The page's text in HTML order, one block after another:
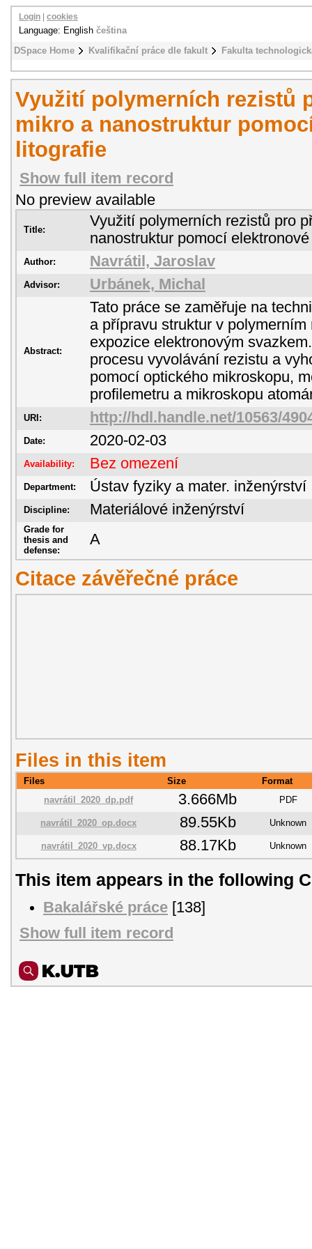
DSpace Home Kvalifikační práce dle fakult Fakulta
Login cookies
Language: English čeština
Využití polymerních rezistů
mikro a nanostruktur
litografie
Show full item record
No preview available
Title:
Využití polymerních rezistů pro
nanostruktur pomocí
Author: Navrátil, Jaroslav
Advisor: Urbánek, Michal
Abstract:
Tato práce se zaměřuje na
a přípravu struktur v
expozice elektronovým
procesu vyvolávání rezistu a
pomocí optického mikroskopu,
profilemetru a mikroskopu
URI: http://hdl.handle.net/10563/
Date: 2020-02-03
Availability: Bez omezení
Department: Ústav fyziky a mater. inženýrství
Discipline: Materiálové inženýrství
Grade for
thesis and
defense:
A
Citace závěřečné práce
Files in this item
Files Size
Format
navrátil_2020_dp.pdf
3.666Mb PDF
navrátil_2020_op.docx 89.55Kb Unknown
navrátil_2020_vp.docx 88.17Kb Unknown
This item appears in the following
Bakalářské práce [138]
Show full item record